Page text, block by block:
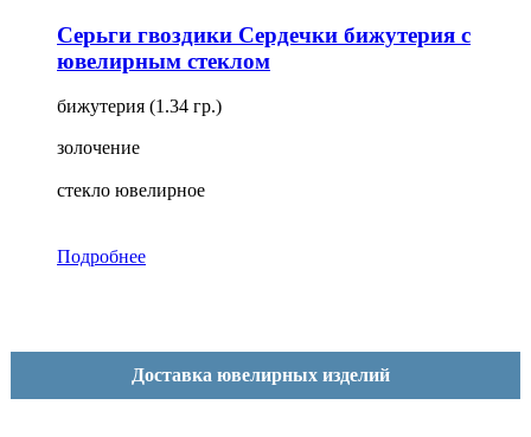
Серьги гвоздики Сердечки бижутерия с
ювелирным стеклом
бижутерия (1.34 гр.)
золочение
стекло ювелирное
Подробнее
Доставка ювелирных изделий